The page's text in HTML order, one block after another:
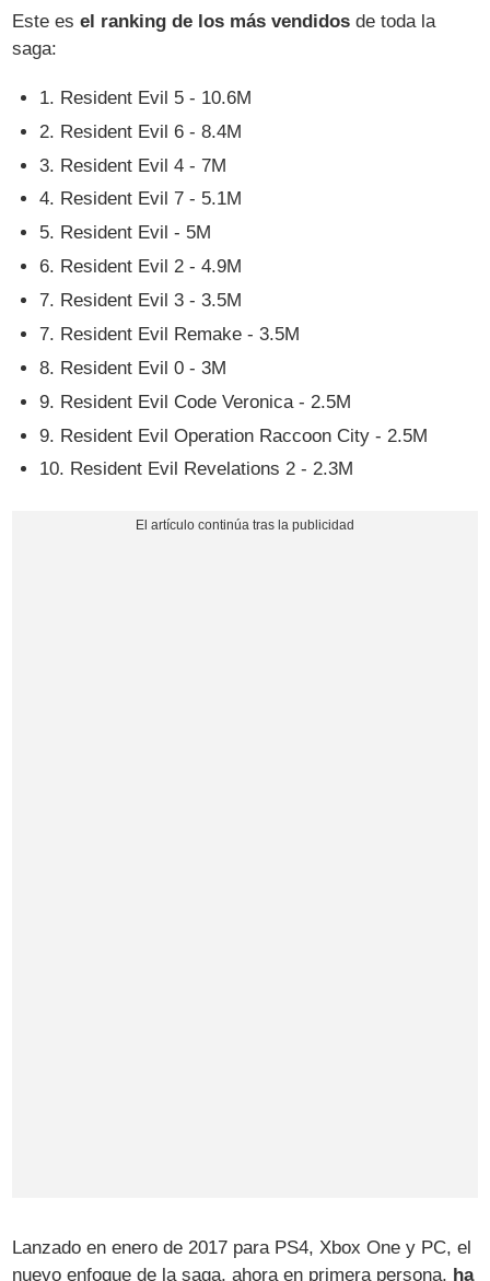
Este esel ranking de los más vendidos de toda la
saga:
1. Resident Evil 5 - 10.6M
2. Resident Evil 6 - 8.4M
3. Resident Evil 4 - 7M
4. Resident Evil 7 - 5.1M
5. Resident Evil - 5M
6. Resident Evil 2 - 4.9M
7. Resident Evil 3 - 3.5M
7. Resident Evil Remake - 3.5M
8. Resident Evil 0 - 3M
9. Resident Evil Code Veronica - 2.5M
9. Resident Evil Operation Raccoon City - 2.5M
10. Resident Evil Revelations 2 - 2.3M​
Lanzado en enero de 2017 para PS4, Xbox One y PC, el
nuevo enfoque de la saga, ahora en primera persona, ha